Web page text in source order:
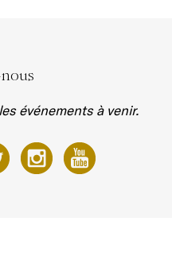
événements à venir.